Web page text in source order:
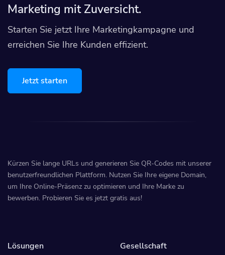
Marketing mit Zuversicht.
Starten Sie jetzt Ihre Marketingkampagne und
erreichen Sie Ihre Kunden effizient.
Jetzt starten
Kürzen Sie lange URLs und generieren Sie QR-Codes mit unserer
benutzerfreundlichen Plattform. Nutzen Sie Ihre eigene Domain,
um Ihre Online-Präsenz zu optimieren und Ihre Marke zu
bewerben. Probieren Sie es jetzt gratis aus!
Lösungen Gesellschaft